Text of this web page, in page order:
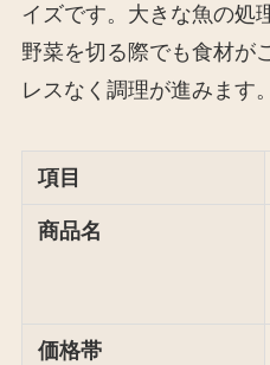
イズです。大きな魚の処
野菜を切る際でも食材が
レスなく調理が進みます。
項目
商品名
価格帯